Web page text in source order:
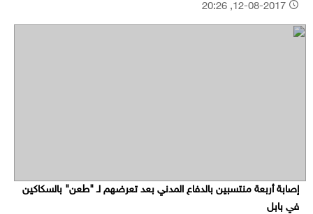
إصابة أربعة منتسبين بالدفاع المدني بعد تعرضهم لـ "طعن" بالسكاكين
في بابل